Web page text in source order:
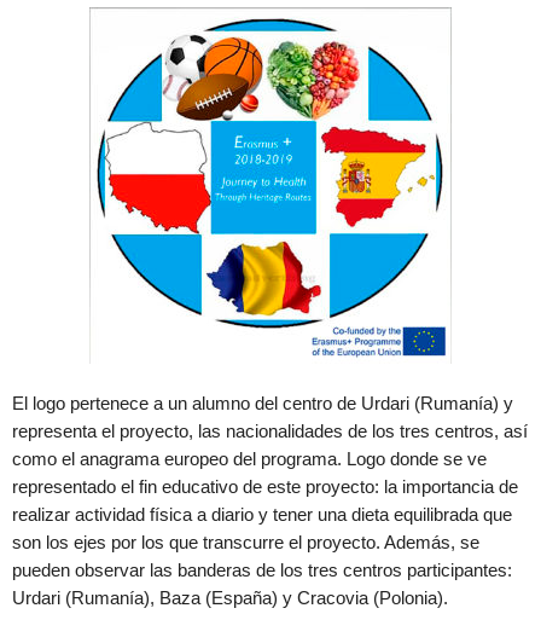
El logo pertenece a un alumno del centro de Urdari (Rumanía) y
representa el proyecto, las nacionalidades de los tres centros, así
como el anagrama europeo del programa. Logo donde se ve
representado el fin educativo de este proyecto: la importancia de
realizar actividad física a diario y tener una dieta equilibrada que
son los ejes por los que transcurre el proyecto. Además, se
pueden observar las banderas de los tres centros participantes:
Urdari (Rumanía), Baza (España) y Cracovia (Polonia).